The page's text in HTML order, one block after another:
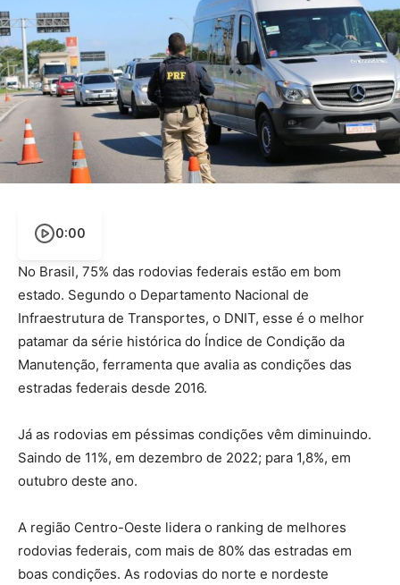
0:00
No Brasil, 75% das rodovias federais estão em bom
estado. Segundo o Departamento Nacional de
Infraestrutura de Transportes, o DNIT, esse é o melhor
patamar da série histórica do Índice de Condição da
Manutenção, ferramenta que avalia as condições das
estradas federais desde 2016.
Já as rodovias em péssimas condições vêm diminuindo.
Saindo de 11%, em dezembro de 2022; para 1,8%, em
outubro deste ano.
A região Centro-Oeste lidera o ranking de melhores
rodovias federais, com mais de 80% das estradas em
boas condições. As rodovias do norte e nordeste